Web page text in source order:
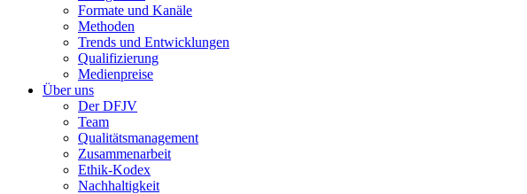
Formate und Kanäle
Methoden
Trends und Entwicklungen
Qualifizierung
Medienpreise
Über uns
Der DFJV
Team
Qualitätsmanagement
Zusammenarbeit
Ethik-Kodex
Nachhaltigkeit